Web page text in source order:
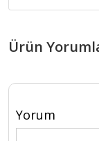
Ürün
Yorum